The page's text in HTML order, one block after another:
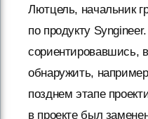
Лютцель, начальник
по продукту
сориентировавшись,
обнаружить,
позднем этапе
в проекте был